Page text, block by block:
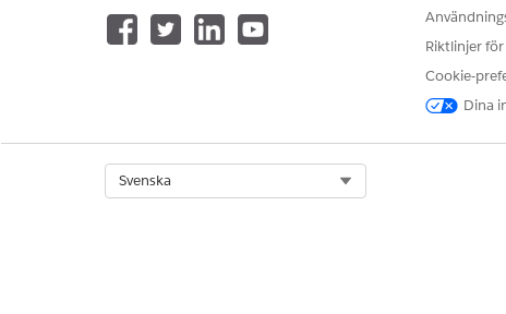
Skicka alltid posttypen som
Se till att alla fält som du
Begränsningar för djuplänkar
djuplänkar endast för de
Djuplänkar för att inleda en
Riktlinjer
Cookie-
Dina
Svenska